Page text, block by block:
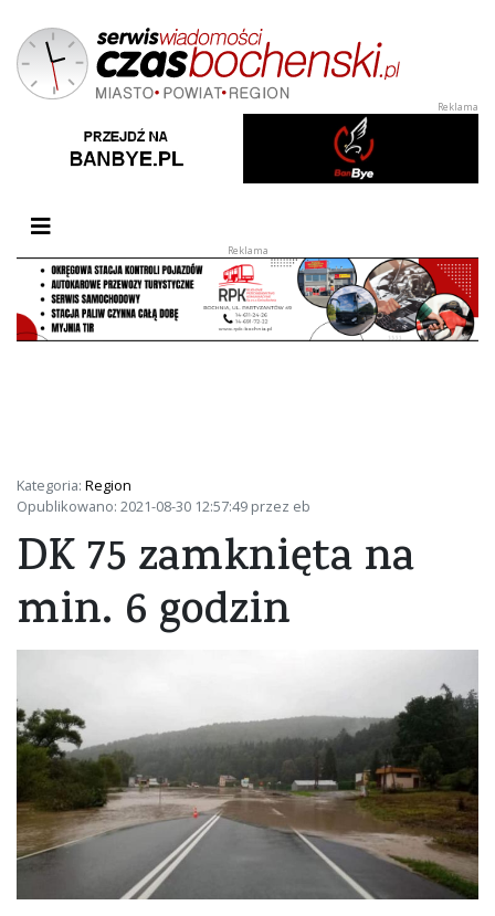
Przełącz nawigację
Kategoria: Region
Opublikowano: 2021-08-30 12:57:49 przez eb
DK 75 zamknięta na
min. 6 godzin